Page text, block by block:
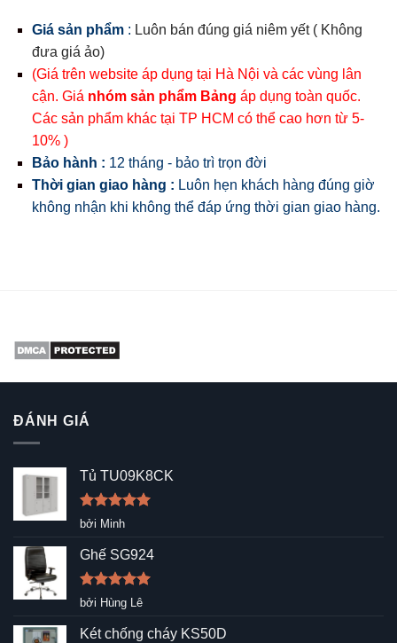
Giá sản phẩm: Luôn bán đúng giá niêm yết ( Không
đưa giá ảo)
(Giá trên website áp dụng tại Hà Nội và các vùng lân
cận. Giá nhóm sản phẩm Bảng áp dụng toàn quốc.
Các sản phẩm khác tại TP HCM có thể cao hơn từ 5-
10% )
Bảo hành : 12 tháng - bảo trì trọn đời
Thời gian giao hàng : Luôn hẹn khách hàng đúng giờ
không nhận khi không thể đáp ứng thời gian giao hàng.
ĐÁNH GIÁ
Tủ TU09K8CK
Được xếp
sao
bởi Minh
Ghế SG924
Được xếp
5
sao
bởi Hùng Lê
Két chống cháy KS50D